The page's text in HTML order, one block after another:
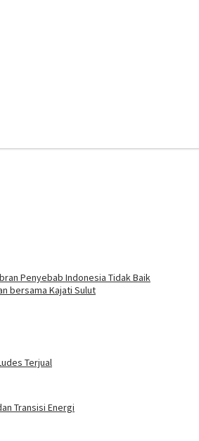
Penyebab Indonesia Tidak Baik
bersama Kajati Sulut
Terjual
Transisi Energi